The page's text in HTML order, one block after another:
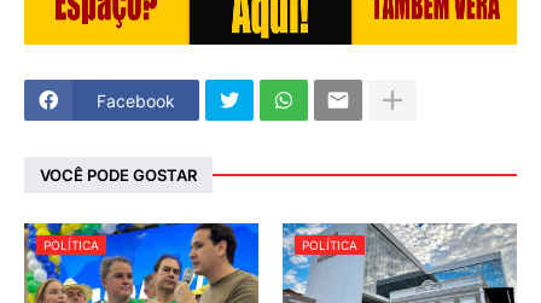
Facebook
VOCÊ PODE GOSTAR
POLÍTICA POLÍTICA